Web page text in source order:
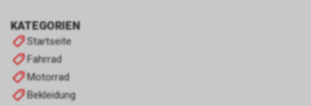
KATEGORIEN
Startseite
Fahrrad
Motorrad
Bekleidung